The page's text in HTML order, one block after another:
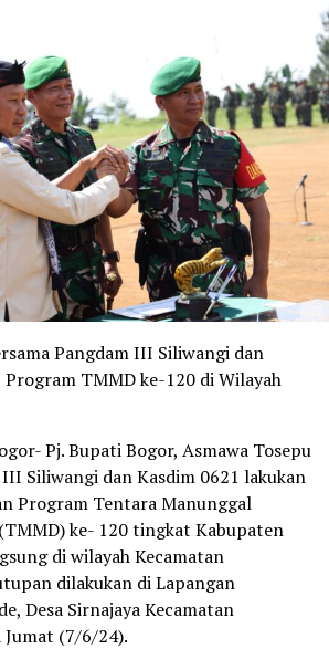
Pangdam III Siliwangi dan
TMMD ke-120 di Wilayah
Pj. Bupati Bogor, Asmawa Tosepu
Siliwangi dan Kasdim 0621 lakukan
Program Tentara Manunggal
ke- 120 tingkat Kabupaten
di wilayah Kecamatan
dilakukan di Lapangan
Desa Sirnajaya Kecamatan
Jumat (7/6/24).